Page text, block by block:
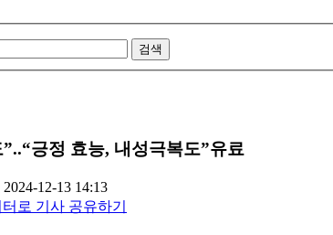
검색
긍정 효능, 내성극복도”유료
12-13 14:13
터로 기사 공유하기